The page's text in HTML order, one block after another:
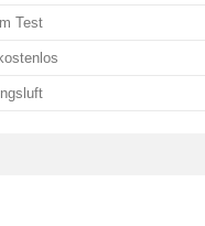
Test